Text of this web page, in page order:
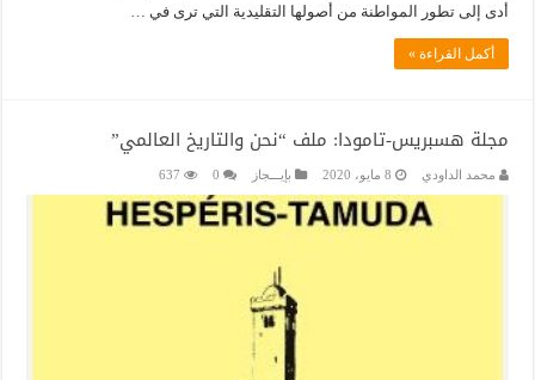
أدى إلى تطور المواطنة من أصولها التقليدية التي ترى في …
أكمل القراءة »
مجلة هسبريس-تامودا: ملف “نحن والتاريخ العالمي”
محمد الداودي 8 مايو، 2020 بإيـــجاز 0
637